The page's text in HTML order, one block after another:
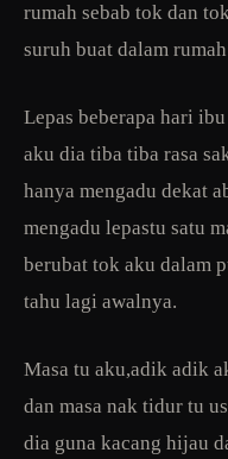
rumah sebab tok dan
suruh buat dalam
Lepas beberapa hari
aku dia tiba tiba rasa
hanya mengadu dekat
mengadu lepastu satu
berubat tok aku dalam
tahu lagi awalnya.
Masa tu aku,adik adik
dan masa nak tidur tu
dia guna kacang hijau